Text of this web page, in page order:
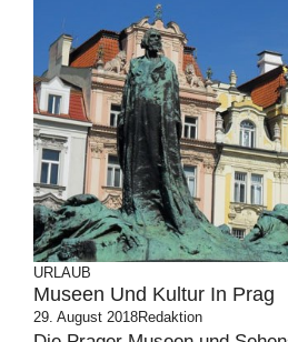
URLAUB
Museen Und Kultur In Prag
29. August 2018Redaktion